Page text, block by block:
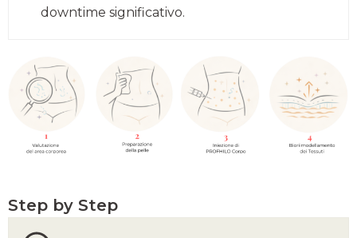
downtime significativo.
Step by Step